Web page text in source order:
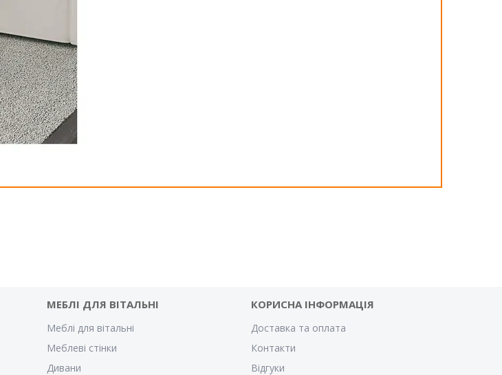
МЕБЛІ ДЛЯ ВІТАЛЬНІ
Меблі для вітальні
Меблеві стінки
Дивани
КОРИСНА ІНФОРМАЦІЯ
Доставка та оплата
Контакти
Відгуки